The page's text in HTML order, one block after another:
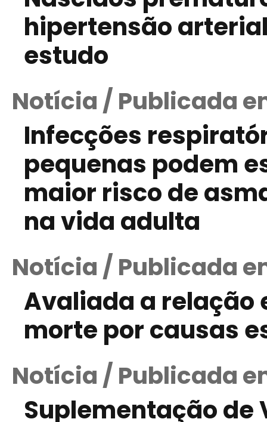
hipertensão
estudo
Notícia / Publicada
Infecções
pequenas podem
maior risco de
na vida adulta
Notícia / Publicada
Avaliada a relação
morte por causas
Notícia / Publicada
Suplementação de